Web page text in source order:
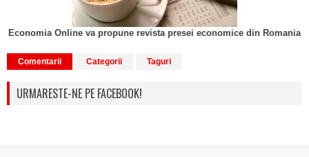
Economia Online va propune revista presei economice din Romania
Comentarii Categorii Taguri
URMARESTE-NE PE FACEBOOK!